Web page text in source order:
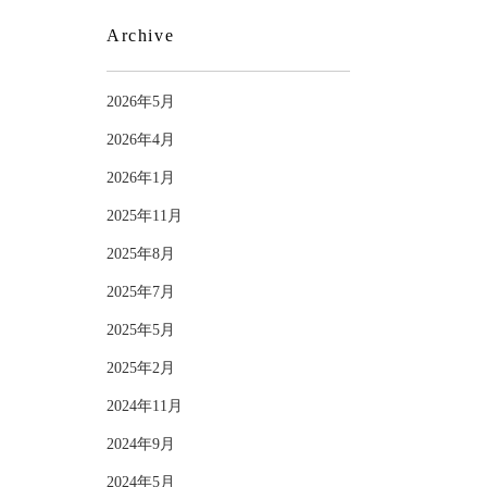
Archive
2026年5月
2026年4月
2026年1月
2025年11月
2025年8月
2025年7月
2025年5月
2025年2月
2024年11月
2024年9月
2024年5月